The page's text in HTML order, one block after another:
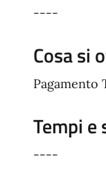
----
Cosa si
Pagamento
Tempi e
----